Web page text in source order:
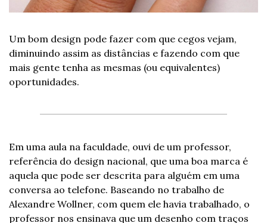
Um bom design pode fazer com que cegos vejam,
diminuindo assim as distâncias e fazendo com que
mais gente tenha as mesmas (ou equivalentes)
oportunidades.
Em uma aula na faculdade, ouvi de um professor,
referência do design nacional, que uma boa marca é
aquela que pode ser descrita para alguém em uma
conversa ao telefone. Baseando no trabalho de
Alexandre Wollner, com quem ele havia trabalhado, o
professor nos ensinava que um desenho com traços